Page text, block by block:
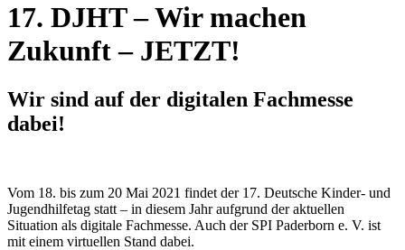
17. DJHT – Wir machen
Zukunft – JETZT!
Wir sind auf der digitalen Fachmesse
dabei!
Vom 18. bis zum 20 Mai 2021 findet der 17. Deutsche Kinder- und
Jugendhilfetag statt – in diesem Jahr aufgrund der aktuellen
Situation als digitale Fachmesse. Auch der SPI Paderborn e. V. ist
mit einem virtuellen Stand dabei.